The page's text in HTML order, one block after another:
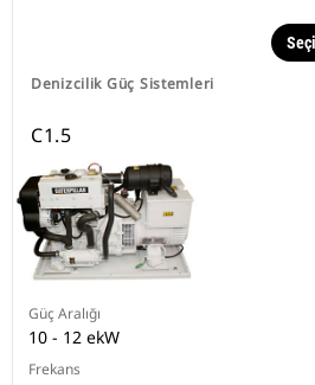
Denizcilik Güç Sistemleri
C1.5
Güç Aralığı
10 - 12 ekW
Frekans